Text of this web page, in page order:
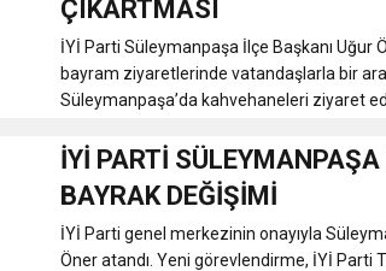
SELCAN TAŞÇI: “24 TEMMUZ BASININ BAYRAMI
ÇERKEZKÖY’ÜN CAN DAMARINDA “CANDAN”
YENİDEN REFAH PARTİSİ’NDE İKİ İLÇEYE İKİ YENİ
6. GELENEKSEL KEŞKEK ŞENLİĞİNDE MUHTEŞEM
ÇIKARTMASI
İYİ Parti Süleymanpaşa İlçe Başkanı Uğur
bayram ziyaretlerinde vatandaşlarla bir
Süleymanpaşa’da kahvehaneleri ziyaret
İYİ PARTİ
BAYRAK DEĞİŞİMİ
İYİ Parti genel merkezinin onayıyla
Öner atandı. Yeni görevlendirme, İYİ Parti